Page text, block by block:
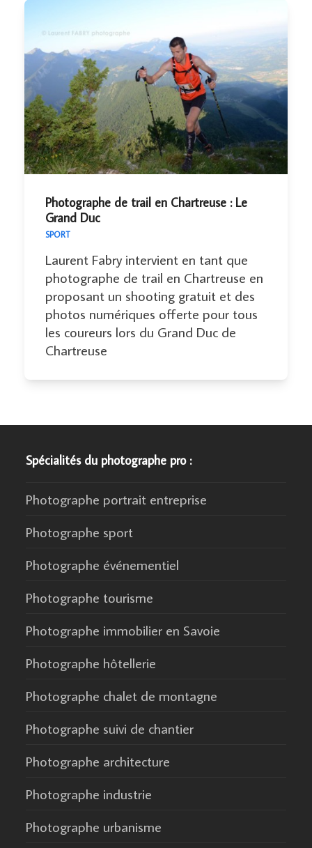
Photographe de trail en Chartreuse : Le
Grand Duc
SPORT
Laurent Fabry intervient en tant que
photographe de trail en Chartreuse en
proposant un shooting gratuit et des
photos numériques offerte pour tous
les coureurs lors du Grand Duc de
Chartreuse
Spécialités du photographe pro :
Photographe portrait entreprise
Photographe sport
Photographe événementiel
Photographe tourisme
Photographe immobilier en Savoie
Photographe hôtellerie
Photographe chalet de montagne
Photographe suivi de chantier
Photographe architecture
Photographe industrie
Photographe urbanisme